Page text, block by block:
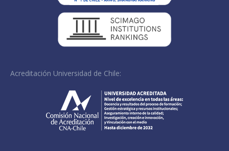
Acreditación Universidad de Chile: